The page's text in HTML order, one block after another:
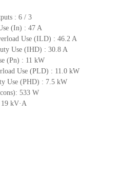
: 6 / 3
(In) : 47 A
Use (ILD) : 46.2 A
Use (IHD) : 30.8 A
(Pn) : 11 kW
Use (PLD) : 11.0 kW
Use (PHD) : 7.5 kW
533 W
kV·A